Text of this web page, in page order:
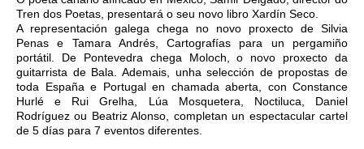
Tren dos Poetas, presentará o seu novo libro Xardín Seco.
A representación galega chega no novo proxecto de Silvia
Penas e Tamara Andrés, Cartografías para un pergamiño
portátil. De Pontevedra chega Moloch, o novo proxecto da
guitarrista de Bala. Ademais, unha selección de propostas de
toda España e Portugal en chamada aberta, con Constance
Hurlé e Rui Grelha, Lúa Mosquetera, Noctiluca, Daniel
Rodríguez ou Beatriz Alonso, completan un espectacular cartel
de 5 días para 7 eventos diferentes.